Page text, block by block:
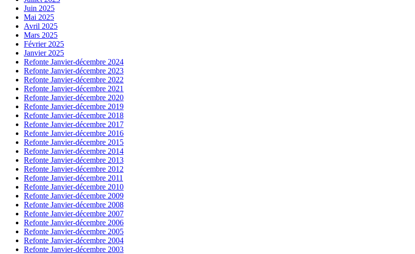
Juin 2025
Mai 2025
Avril 2025
Mars 2025
Février 2025
Janvier 2025
Refonte Janvier-décembre 2024
Refonte Janvier-décembre 2023
Refonte Janvier-décembre 2022
Refonte Janvier-décembre 2021
Refonte Janvier-décembre 2020
Refonte Janvier-décembre 2019
Refonte Janvier-décembre 2018
Refonte Janvier-décembre 2017
Refonte Janvier-décembre 2016
Refonte Janvier-décembre 2015
Refonte Janvier-décembre 2014
Refonte Janvier-décembre 2013
Refonte Janvier-décembre 2012
Refonte Janvier-décembre 2011
Refonte Janvier-décembre 2010
Refonte Janvier-décembre 2009
Refonte Janvier-décembre 2008
Refonte Janvier-décembre 2007
Refonte Janvier-décembre 2006
Refonte Janvier-décembre 2005
Refonte Janvier-décembre 2004
Refonte Janvier-décembre 2003